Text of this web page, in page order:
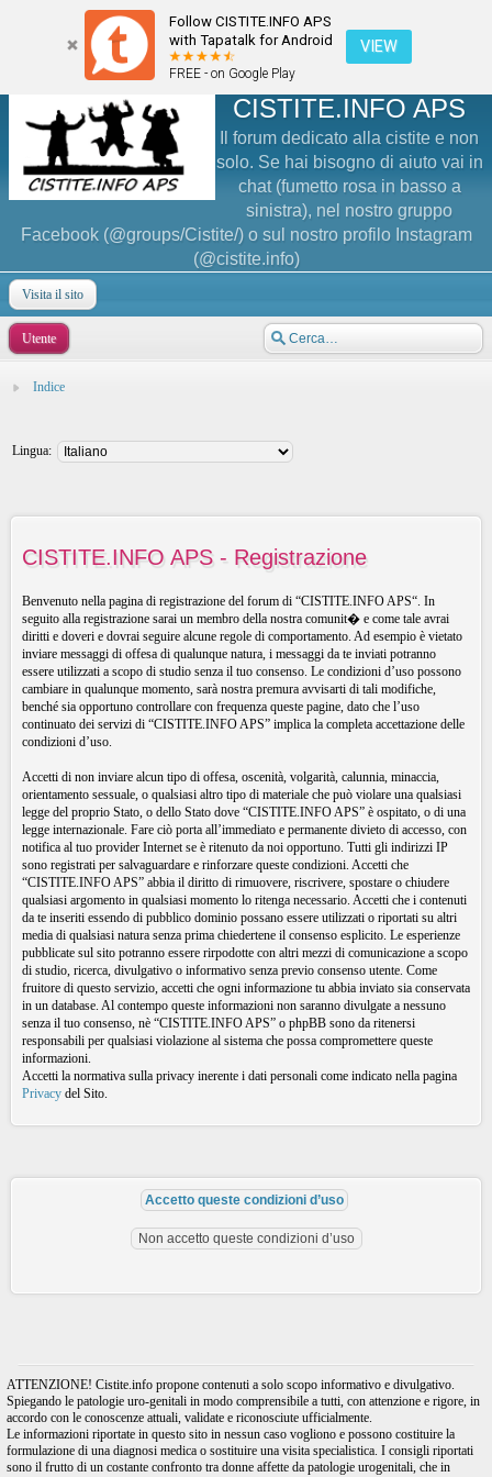
Follow CISTITE.INFO APS
with Tapatalk for Android
FREE - on Google Play
VIEW
CISTITE.INFO APS
Il forum dedicato alla cistite e non
solo. Se hai bisogno di aiuto vai in
chat (fumetto rosa in basso a
sinistra), nel nostro gruppo
Facebook (@groups/Cistite/) o sul nostro profilo Instagram
(@cistite.info)
Visita il sito
Utente
Indice
Lingua:
CISTITE.INFO APS - Registrazione
Benvenuto nella pagina di registrazione del forum di “CISTITE.INFO APS“. In
seguito alla registrazione sarai un membro della nostra comunit� e come tale avrai
diritti e doveri e dovrai seguire alcune regole di comportamento. Ad esempio è vietato
inviare messaggi di offesa di qualunque natura, i messaggi da te inviati potranno
essere utilizzati a scopo di studio senza il tuo consenso. Le condizioni d’uso possono
cambiare in qualunque momento, sarà nostra premura avvisarti di tali modifiche,
benché sia opportuno controllare con frequenza queste pagine, dato che l’uso
continuato dei servizi di “CISTITE.INFO APS” implica la completa accettazione delle
condizioni d’uso.
Accetti di non inviare alcun tipo di offesa, oscenità, volgarità, calunnia, minaccia,
orientamento sessuale, o qualsiasi altro tipo di materiale che può violare una qualsiasi
legge del proprio Stato, o dello Stato dove “CISTITE.INFO APS” è ospitato, o di una
legge internazionale. Fare ciò porta all’immediato e permanente divieto di accesso, con
notifica al tuo provider Internet se è ritenuto da noi opportuno. Tutti gli indirizzi IP
sono registrati per salvaguardare e rinforzare queste condizioni. Accetti che
“CISTITE.INFO APS” abbia il diritto di rimuovere, riscrivere, spostare o chiudere
qualsiasi argomento in qualsiasi momento lo ritenga necessario. Accetti che i contenuti
da te inseriti essendo di pubblico dominio possano essere utilizzati o riportati su altri
media di qualsiasi natura senza prima chiedertene il consenso esplicito. Le esperienze
pubblicate sul sito potranno essere rirpodotte con altri mezzi di comunicazione a scopo
di studio, ricerca, divulgativo o informativo senza previo consenso utente. Come
fruitore di questo servizio, accetti che ogni informazione tu abbia inviato sia conservata
in un database. Al contempo queste informazioni non saranno divulgate a nessuno
senza il tuo consenso, nè “CISTITE.INFO APS” o phpBB sono da ritenersi
responsabili per qualsiasi violazione al sistema che possa compromettere queste
informazioni.
Accetti la normativa sulla privacy inerente i dati personali come indicato nella pagina
Privacy del Sito.
ATTENZIONE! Cistite.info propone contenuti a solo scopo informativo e divulgativo.
Spiegando le patologie uro-genitali in modo comprensibile a tutti, con attenzione e rigore, in
accordo con le conoscenze attuali, validate e riconosciute ufficialmente.
Le informazioni riportate in questo sito in nessun caso vogliono e possono costituire la
formulazione di una diagnosi medica o sostituire una visita specialistica. I consigli riportati
sono il frutto di un costante confronto tra donne affette da patologie urogenitali, che in